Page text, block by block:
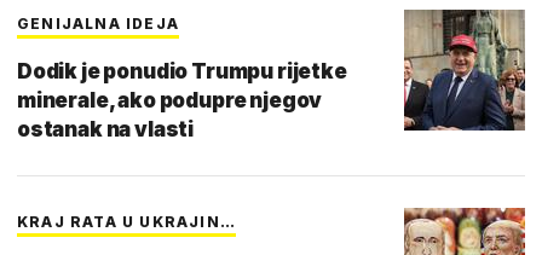
GENIJALNA IDEJA
Dodik je ponudio Trumpu rijetke
minerale, ako podupre njegov
ostanak na vlasti
KRAJ RATA U UKRAJIN…